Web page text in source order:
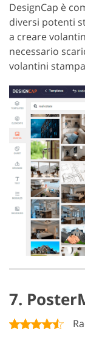
DesignCap è
diversi potenti
a creare
necessario
volantini
7.